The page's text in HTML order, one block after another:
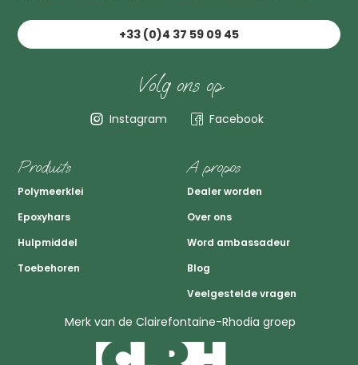
+33 (0)4 37 59 09 45
Volg ons op
Instagram Facebook
Produits
Polymeerklei
Epoxyhars
Hulpmiddel
Toebehoren
A propos
Dealer worden
Over ons
Word ambassadeur
Blog
Veelgestelde vragen
Merk van de Clairefontaine-Rhodia groep